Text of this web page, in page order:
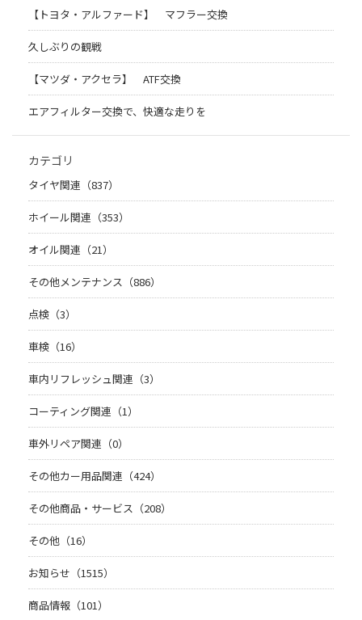
【トヨタ・アルファード】 マフラー交換
久しぶりの観戦
【マツダ・アクセラ】 ATF交換
エアフィルター交換で、快適な走りを
カテゴリ
タイヤ関連（837）
ホイール関連（353）
オイル関連（21）
その他メンテナンス（886）
点検（3）
車検（16）
車内リフレッシュ関連（3）
コーティング関連（1）
車外リペア関連（0）
その他カー用品関連（424）
その他商品・サービス（208）
その他（16）
お知らせ（1515）
商品情報（101）